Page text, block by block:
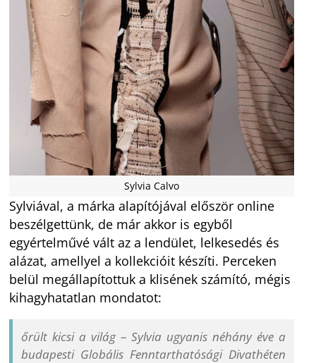
Sylvia Calvo
Sylviával, a márka alapítójával először online
beszélgettünk, de már akkor is egyből
egyértelművé vált az a lendület, lelkesedés és
alázat, amellyel a kollekcióit készíti. Perceken
belül megállapítottuk a klisének számító, mégis
kihagyhatatlan mondatot:
őrült kicsi a világ – Sylvia ugyanis néhány éve a
budapesti Globális Fenntarthatósági Divathéten